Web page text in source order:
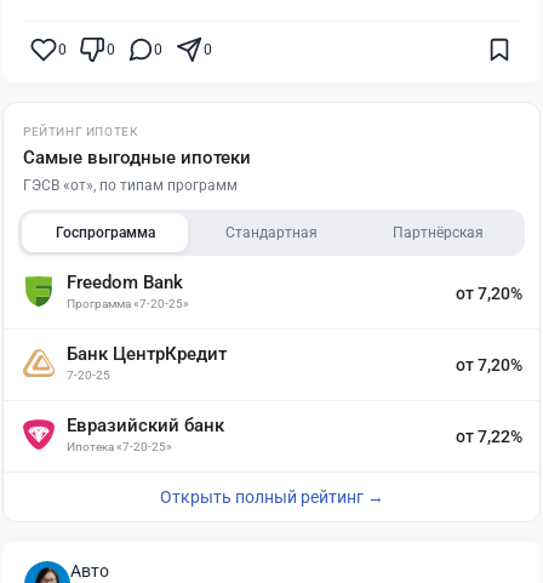
0 0 0 0
РЕЙТИНГ ИПОТЕК
Самые выгодные ипотеки
ГЭСВ «от», по типам программ
Госпрограмма Стандартная Партнёрская
Freedom Bank
Программа «7-20-25»
от 7,20%
Банк ЦентрКредит
7-20-25
от 7,20%
Евразийский банк
Ипотека «7-20-25»
от 7,22%
Открыть полный рейтинг →
Авто